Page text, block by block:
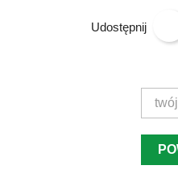
Udostępnij